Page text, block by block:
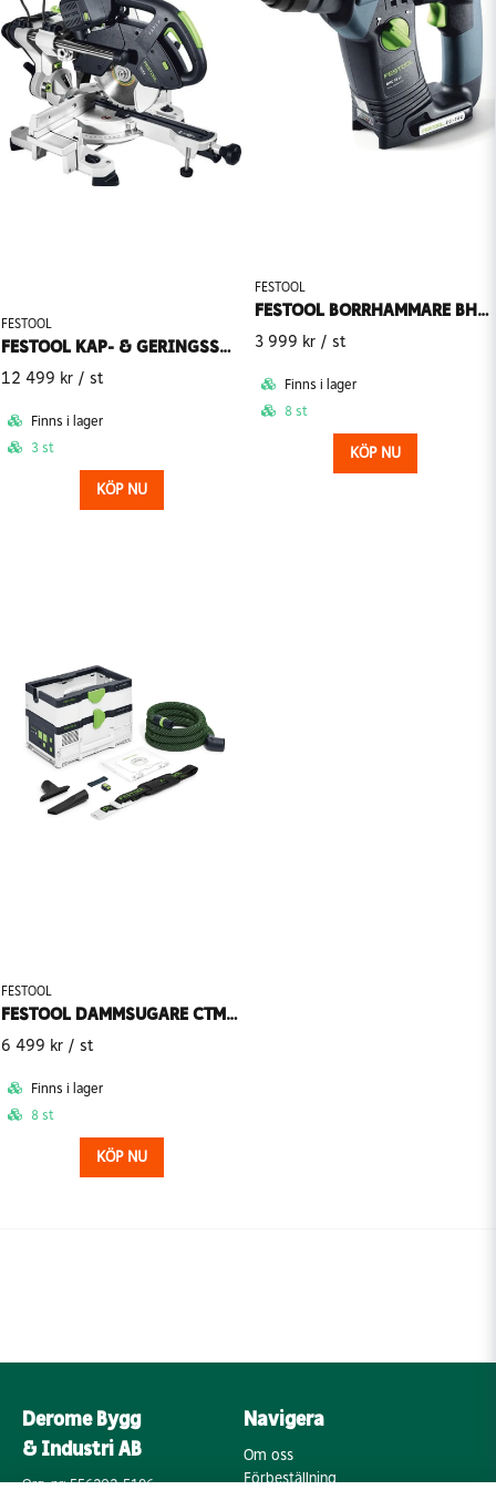
FESTOOL
FESTOOL KAP- & GERINGSSÅG KS 60 E-SET 230V
12 499 kr / st
Finns i lager
3 st
KÖP NU
FESTOOL
FESTOOL BORRHAMMARE BHC 18-BASIC 18V (Utan batteri)
3 999 kr / st
Finns i lager
8 st
KÖP NU
FESTOOL
FESTOOL DAMMSUGARE CTMC SYS I-BASIC CLEANTEC SLADDLÖS
6 499 kr / st
Finns i lager
8 st
KÖP NU
Derome Bygg
& Industri AB
Org. nr: 556202-5196
Navigera
Om oss
Förbeställning